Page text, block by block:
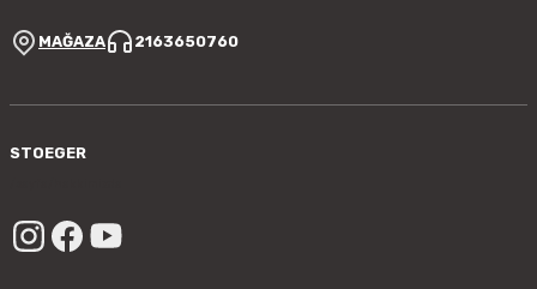
MAĞAZA 2163650760
STOEGER